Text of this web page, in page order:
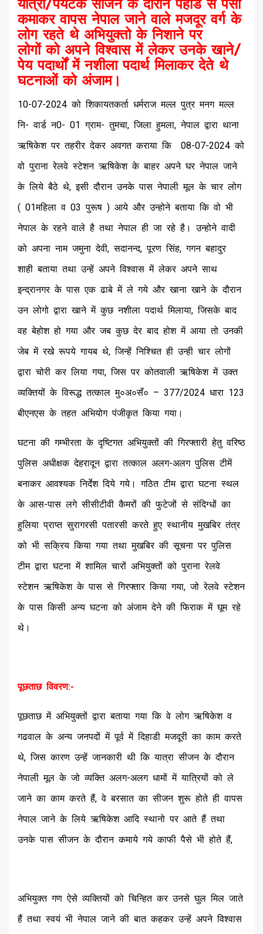
यात्रा/पर्यटक सीजन के दौरान पहाड से पैसा
कमाकर वापस नेपाल जाने वाले मजदूर वर्ग के
लोग रहते थे अभियुक्तो के निशाने पर
लोगों को अपने विश्वास में लेकर उनके खाने/
पेय पदार्थों में नशीला पदार्थ मिलाकर देते थे
घटनाओं को अंजाम।
10-07-2024 को शिकायतकर्ता धर्मराज मल्ल पुत्र मनग मल्ल
नि- वार्ड न0- 01 ग्राम- तुमचा, जिला हुमला, नेपाल द्वारा थाना
ऋषिकेश पर तहरीर देकर अवगत कराया कि 08-07-2024 को
वो पुराना रेलवे स्टेशन ऋषिकेश के बाहर अपने घर नेपाल जाने
के लिये बैठे थे, इसी दौरान उनके पास नेपाली मूल के चार लोग
( 01महिला व 03 पुरूष ) आये और उन्होने बताया कि वो भी
नेपाल के रहने वाले है तथा नेपाल ही जा रहे है। उन्होने वादी
को अपना नाम जमुना देवी, सदानन्द, पूरण सिंह, गगन बहादुर
शाही बताया तथा उन्हें अपने विश्वास में लेकर अपने साथ
इन्द्रानगर के पास एक ढाबे में ले गये और खाना खाने के दौरान
उन लोगो द्वारा खाने में कुछ नशीला पदार्थ मिलाया, जिसके बाद
वह बेहोश हो गया और जब कुछ देर बाद होश में आया तो उनकी
जेब में रखे रूपये गायब थे, जिन्हें निश्चित ही उन्ही चार लोगों
द्वारा चोरी कर लिया गया, जिस पर कोतवाली ऋषिकेश में उक्त
व्यक्तियों के विरूद्ध तत्काल मु०अ०सँ० – 377/2024 धारा 123
बीएनएस के तहत अभियोग पंजीकृत किया गया।
घटना की गम्भीरता के दृष्टिगत अभियुक्तों की गिरफ्तारी हेतु वरिष्ठ
पुलिस अधीक्षक देहरादून द्वारा तत्काल अलग-अलग पुलिस टीमें
बनाकर आवश्यक निर्देश दिये गये। गठित टीम द्वारा घटना स्थल
के आस-पास लगे सीसीटीवी कैमरों की फुटेजों से संदिग्धों का
हुलिया प्राप्त सुरागरसी पतारसी करते हुए स्थानीय मुखबिर तंत्र
को भी सक्रिय किया गया तथा मुखबिर की सूचना पर पुलिस
टीम द्वारा घटना में शामिल चारों अभियुक्तों को पुराना रेलवे
स्टेशन ऋषिकेश के पास से गिरफ्तार किया गया, जो रेलवे स्टेशन
के पास किसी अन्य घटना को अंजाम देने की फिराक में घूम रहे
थे।
पूछताछ विवरण:-
पूछताछ में अभियुक्तों द्वारा बताया गया कि वे लोग ऋषिकेश व
गढवाल के अन्य जनपदों में पूर्व में दिहाडी मजदूरी का काम करते
थे, जिस कारण उन्हें जानकारी थी कि यात्रा सीजन के दौरान
नेपाली मूल के जो व्यक्ति अलग-अलग धामों में यात्रियों को ले
जाने का काम करते हैं, वे बरसात का सीजन शुरू होते ही वापस
नेपाल जाने के लिये ऋषिकेश आदि स्थानो पर आते हैं तथा
उनके पास सीजन के दौरान कमाये गये काफी पैसे भी होते हैं,
अभियुक्त गण ऐसे व्यक्तियों को चिन्हित कर उनसे घुल मिल जाते
हैं तथा स्वयं भी नेपाल जाने की बात कहकर उन्हें अपने विश्वास